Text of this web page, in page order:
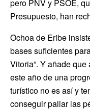
pero PNV y PSOE,
Presupuesto, han
Ochoa de Eribe
bases suficientes
Vitoria”. Y añade
este año de una
turístico no es así y
conseguir paliar las